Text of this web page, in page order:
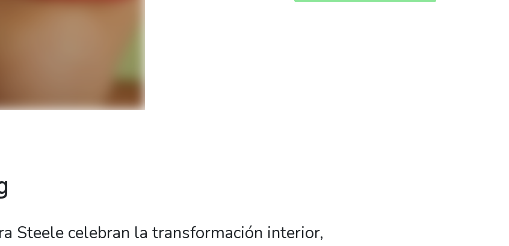
Steele celebran la transformación interior,